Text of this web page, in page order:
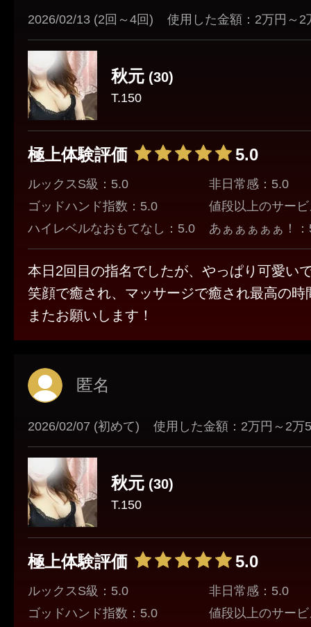
またタイミングが合った時はよろしくね
2026/02/13 (2回～4回) 使用した金額：2万円～2
秋元 (30)
T.150
極上体験評価 5.0
ルックスS級：5.0
ゴッドハンド指数：5.0
ハイレベルなおもてなし：5.0
非日常感：5.0
値段以上のサー
あぁぁぁぁぁ！
本日2回目の指名でしたが、やっぱり可愛い
笑顔で癒され、マッサージで癒され最高の時
またお願いします！
匿名
2026/02/07 (初めて) 使用した金額：2万円～2万
秋元 (30)
T.150
極上体験評価 5.0
ルックスS級：5.0
ゴッドハンド指数：5.0
非日常感：5.0
値段以上のサー